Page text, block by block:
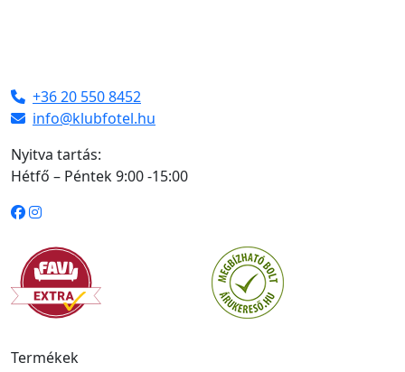
+36 20 550 8452
info@klubfotel.hu
Nyitva tartás:
Hétfő – Péntek 9:00 -15:00
Termékek